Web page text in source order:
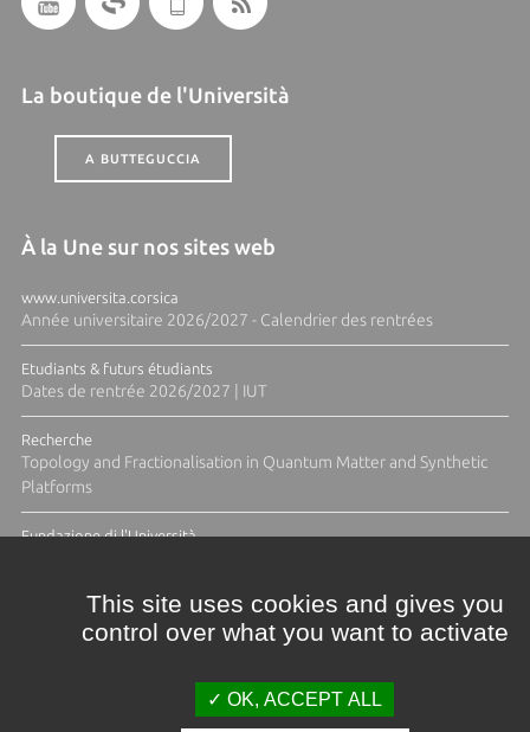
La boutique de l'Università
A BUTTEGUCCIA
À la Une sur nos sites web
www.universita.corsica
Année universitaire 2026/2027 - Calendrier des rentrées
Etudiants & futurs étudiants
Dates de rentrée 2026/2027 | IUT
Recherche
Topology and Fractionalisation in Quantum Matter and Synthetic
Platforms
Fundazione di l'Università
This site uses cookies and gives you
control over what you want to activate
OK, ACCEPT ALL